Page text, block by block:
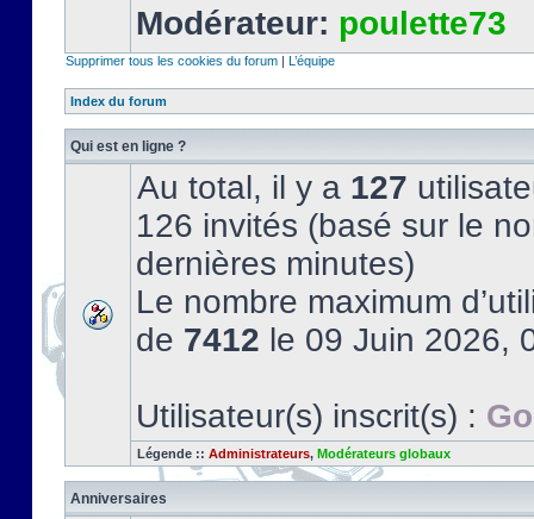
Modérateur: poulette73
Supprimer tous les cookies du forum | L’équipe
Index du forum
Qui est en ligne ?
Au total, il y a 127
126 invités (basé sur le
dernières minutes)
Le nombre maximum
de 7412 le 09 Juin 2026,
Utilisateur(s) inscrit(s) :
Légende :: Administrateurs, Modérateurs globaux
Anniversaires